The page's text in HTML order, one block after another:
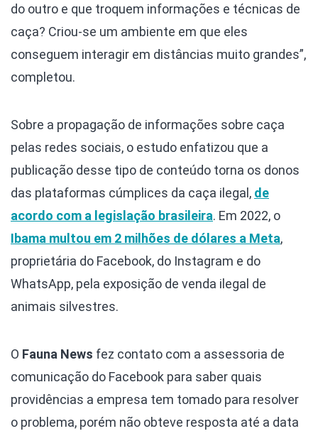
do outro e que troquem informações e técnicas de
caça? Criou-se um ambiente em que eles
conseguem interagir em distâncias muito grandes”,
completou.
Sobre a propagação de informações sobre caça
pelas redes sociais, o estudo enfatizou que a
publicação desse tipo de conteúdo torna os donos
das plataformas cúmplices da caça ilegal, de
acordo com a legislação brasileira. Em 2022, o
Ibama multou em 2 milhões de dólares a Meta,
proprietária do Facebook, do Instagram e do
WhatsApp, pela exposição de venda ilegal de
animais silvestres.
O Fauna News fez contato com a assessoria de
comunicação do Facebook para saber quais
providências a empresa tem tomado para resolver
o problema, porém não obteve resposta até a data